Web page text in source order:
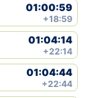
01:00:59
+18:59
01:04:14
+22:14
01:04:44
+22:44